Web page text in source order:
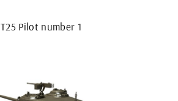
T25 Pilot number 1